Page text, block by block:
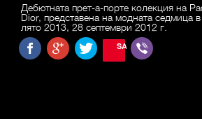
Дебютната прет-а-порте колекция на
Dior, представена на модната седмица
лято 2013, 28 септември 2012 г.
SAVE